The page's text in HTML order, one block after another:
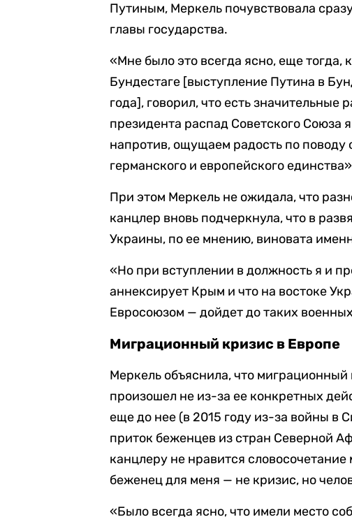
Путиным, Меркель почувствовала
главы государства.
«Мне было это всегда ясно, еще тогда,
Бундестаге [выступление Путина в
года], говорил, что есть значительные
президента распад Советского Союза
напротив, ощущаем радость по поводу
германского и европейского
При этом Меркель не ожидала, что
канцлер вновь подчеркнула, что в
Украины, по ее мнению, виновата
«Но при вступлении в должность я и
аннексирует Крым и что на востоке
Евросоюзом — дойдет до таких
Миграционный кризис в Европе
Меркель объяснила, что
произошел не из-за ее конкретных
еще до нее (в 2015 году из-за войны в
приток беженцев из стран Северной
канцлеру не нравится
беженец для меня — не кризис, но
«Было всегда ясно, что имели место